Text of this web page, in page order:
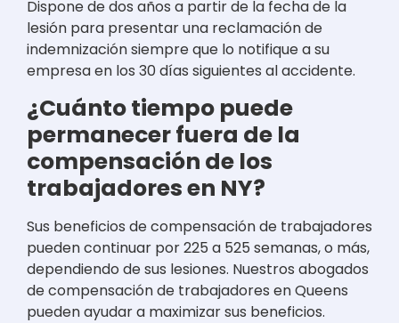
Dispone de dos años a partir de la fecha de la
lesión para presentar una reclamación de
indemnización siempre que lo notifique a su
empresa en los 30 días siguientes al accidente.
¿Cuánto tiempo puede
permanecer fuera de la
compensación de los
trabajadores en NY?
Sus beneficios de compensación de trabajadores
pueden continuar por 225 a 525 semanas, o más,
dependiendo de sus lesiones. Nuestros abogados
de compensación de trabajadores en Queens
pueden ayudar a maximizar sus beneficios.